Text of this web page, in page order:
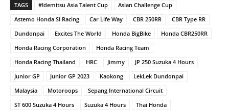
TAGS #Idemitsu Asia Talent Cup
Asian Challenge Cup
Astemo Honda SI Racing
Car Life Way CBR 250RR
CBR Type RR
Dundonpai
Excites The World Honda BigBike
Honda CBR250RR
Honda Racing Corporation
Honda Racing Team
Honda Racing Thailand
HRC Jimmy
JP 250 Suzuka 4 Hours
Junior GP
Junior GP 2023 Kaokong
LekLek Dundonpai
Malaysia
Motoroops
Sepang International Circuit
ST 600 Suzuka 4 Hours
Suzuka 4 Hours
Thai Honda